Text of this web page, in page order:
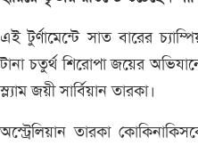
এই টুর্ণামেন্টে সাত বারের
টানা চতুর্থ শিরোপা জয়ের
স্ল্যাম জয়ী সার্বিয়ান তারকা।
অস্ট্রেলিয়ান তারকা